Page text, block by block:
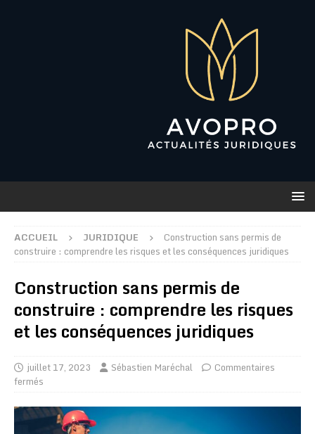
ACCUEIL JURIDIQUE
Construction sans permis de
construire : comprendre les risques et les conséquences juridiques
Construction sans permis de
construire : comprendre les risques
et les conséquences juridiques
juillet 17, 2023 Sébastien Maréchal
Commentaires
fermés